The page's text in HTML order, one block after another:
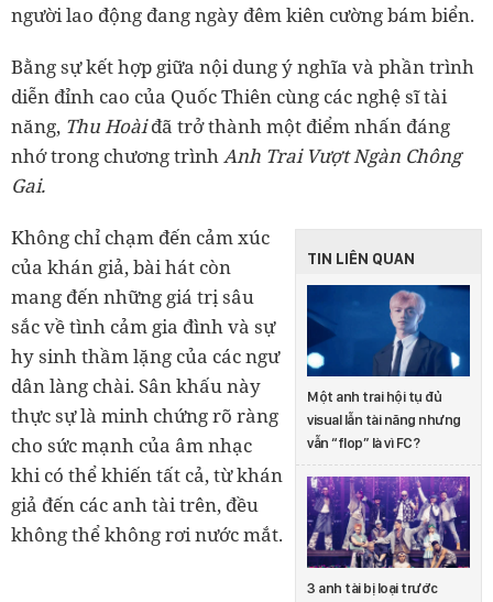
người lao động đang ngày đêm kiên cường bám biển.
Bằng sự kết hợp giữa nội dung ý nghĩa và phần trình
diễn đỉnh cao của Quốc Thiên cùng các nghệ sĩ tài
năng, Thu Hoàiđã trở thành một điểm nhấn đáng
nhớ trong chương trìnhAnh Trai Vượt Ngàn Chông
Gai.
TIN LIÊN QUAN
Một anh trai hội tụ đủ
visual lẫn tài năng nhưng
vẫn “flop” là vì FC?
3 anh tài bị loại trước
Không chỉ chạm đến cảm xúc
của khán giả, bài hát còn
mang đến những giá trị sâu
sắc về tình cảm gia đình và sự
hy sinh thầm lặng của các ngư
dân làng chài. Sân khấu này
thực sự là minh chứng rõ ràng
cho sức mạnh của âm nhạc
khi có thể khiến tất cả, từ khán
giả đến các anh tài trên, đều
không thể không rơi nước mắt.